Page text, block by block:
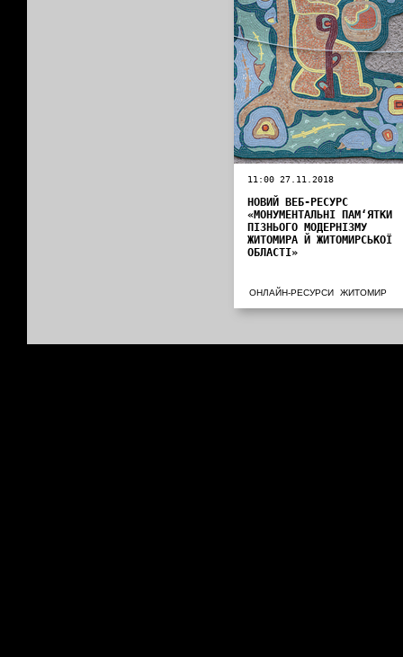
11:00 27.11.2018
НОВИЙ ВЕБ-РЕСУРС
«МОНУМЕНТАЛЬНІ ПАМ‘ЯТКИ
ПІЗНЬОГО МОДЕРНІЗМУ
ЖИТОМИРА Й ЖИТОМИРСЬКОЇ
ОБЛАСТІ»
ОНЛАЙН-РЕСУРСИ ЖИТОМИР